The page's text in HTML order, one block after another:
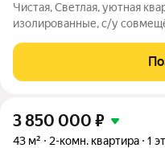
Чистая, Светлая, уютная
изолированные, с/у
145, 104, школа искусств 2,
транспорта в 3 минутах от
3 850 000 ₽
43 м² 2-комн. квартира 1